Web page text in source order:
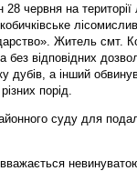
28 червня на
Житель смт.
без відповідних
дубів, а інший
порід.
суду для